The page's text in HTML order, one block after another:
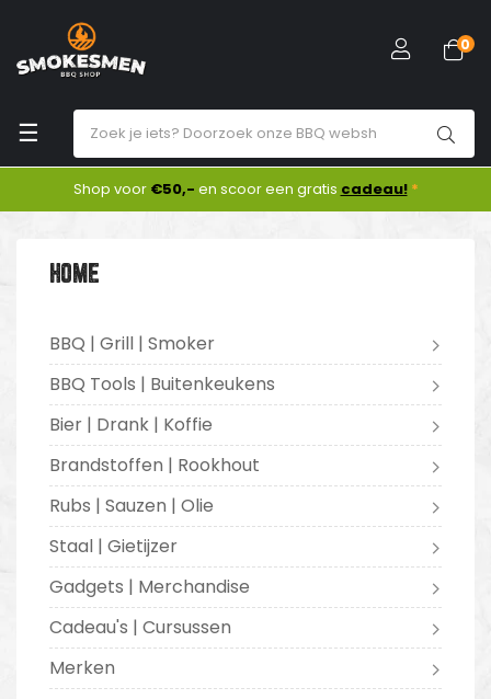
Toggle
navigation
☰
0
Shop voor €50,- en scoor een gratis cadeau! *
HOME
BBQ | Grill | Smoker
BBQ Tools | Buitenkeukens
Bier | Drank | Koffie
Brandstoffen | Rookhout
Rubs | Sauzen | Olie
Staal | Gietijzer
Gadgets | Merchandise
Cadeau's | Cursussen
Merken